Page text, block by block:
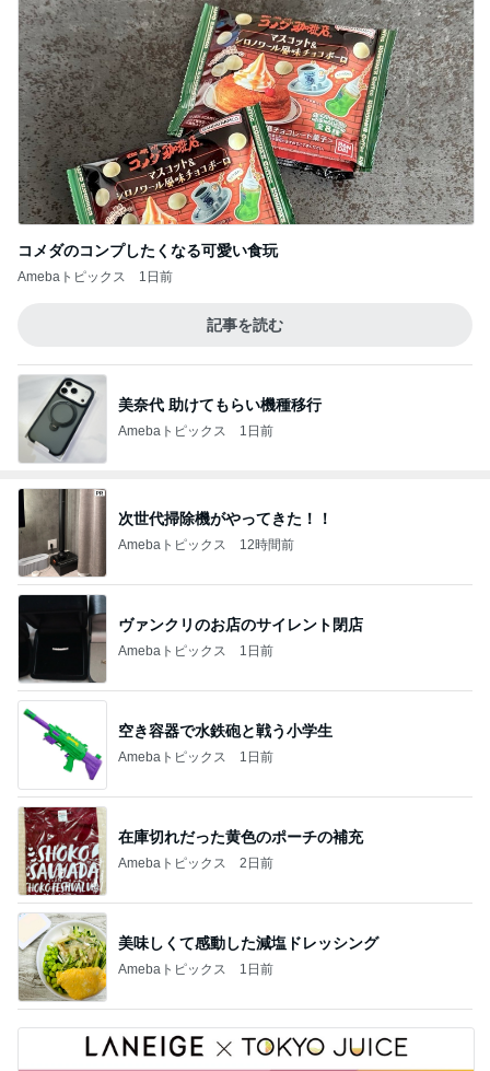
コメダのコンプしたくなる可愛い食玩
Amebaトピックス 1日前
記事を読む
美奈代 助けてもらい機種移行
Amebaトピックス 1日前
次世代掃除機がやってきた！！
Amebaトピックス 12時間前
ヴァンクリのお店のサイレント閉店
Amebaトピックス 1日前
空き容器で水鉄砲と戦う小学生
Amebaトピックス 1日前
在庫切れだった黄色のポーチの補充
Amebaトピックス 2日前
美味しくて感動した減塩ドレッシング
Amebaトピックス 1日前